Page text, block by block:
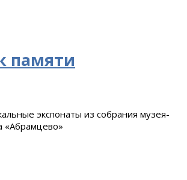
памяти
экспонаты из собрания музея-
«Абрамцево»